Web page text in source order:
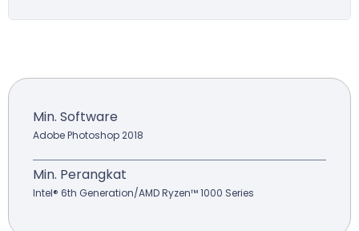
Min. Software
Adobe Photoshop 2018
Min. Perangkat
Intel® 6th Generation/AMD Ryzen™ 1000 Series